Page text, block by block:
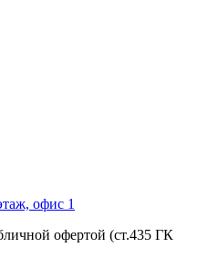
офис 1
офертой (ст.435 ГК